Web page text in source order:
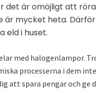
det är omöjligt att
är mycket heta.
eld i huset.
med halogenlampor.
processerna i dem
att spara pengar och